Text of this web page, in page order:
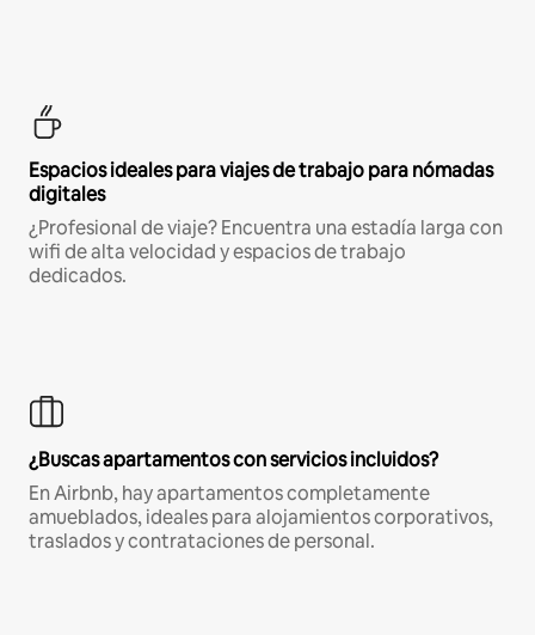
Espacios ideales para viajes de trabajo para nómadas
digitales
¿Profesional de viaje? Encuentra una estadía larga con
wifi de alta velocidad y espacios de trabajo
dedicados.
¿Buscas apartamentos con servicios incluidos?
En Airbnb, hay apartamentos completamente
amueblados, ideales para alojamientos corporativos,
traslados y contrataciones de personal.